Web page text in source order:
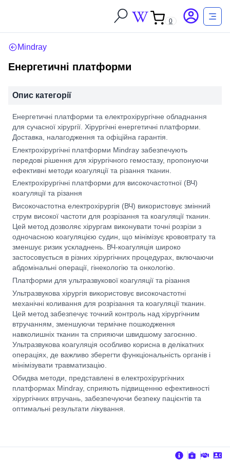
0
Mindray
Енергетичні платформи
Опис категорії
Енергетичні платформи та електрохірургічне обладнання
для сучасної хірургії. Хірургічні енергетичні платформи.
Доставка, налагодження та офіційна гарантія.
Електрохірургічні платформи Mindray забезпечують
передові рішення для хірургічного гемостазу, пропонуючи
ефективні методи коагуляції та різання тканин.
Електрохірургічні платформи для високочастотної (ВЧ)
коагуляції та різання
Високочастотна електрохірургія (ВЧ) використовує змінний
струм високої частоти для розрізання та коагуляції тканин.
Цей метод дозволяє хірургам виконувати точні розрізи з
одночасною коагуляцією судин, що мінімізує крововтрату та
зменшує ризик ускладнень. ВЧ-коагуляція широко
застосовується в різних хірургічних процедурах, включаючи
абдомінальні операції, гінекологію та онкологію.
Платформи для ультразвукової коагуляції та різання
Ультразвукова хірургія використовує високочастотні
механічні коливання для розрізання та коагуляції тканин.
Цей метод забезпечує точний контроль над хірургічним
втручанням, зменшуючи термічне пошкодження
навколишніх тканин та сприяючи швидшому загоєнню.
Ультразвукова коагуляція особливо корисна в делікатних
операціях, де важливо зберегти функціональність органів і
мінімізувати травматизацію.
Обидва методи, представлені в електрохірургічних
платформах Mindray, сприяють підвищенню ефективності
хірургічних втручань, забезпечуючи безпеку пацієнтів та
оптимальні результати лікування.